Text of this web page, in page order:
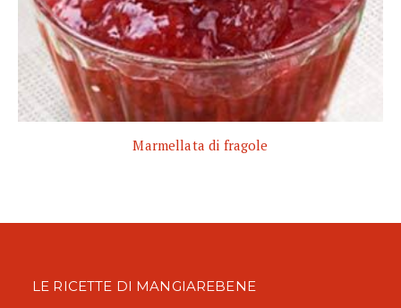
Marmellata di fragole
LE RICETTE DI MANGIAREBENE